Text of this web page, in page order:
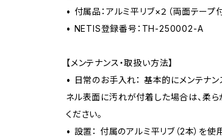
• 付属品：アルミ平リブ×２（両面テープ付
• NETIS登録番号：TH-250002-A
【メンテナンス・取扱い方法】
• 日常のお手入れ： 基本的にメンテナン
ネル表面に汚れが付着した場合は、柔ら
ください。
• 設置： 付属のアルミ平リブ（2本）を使